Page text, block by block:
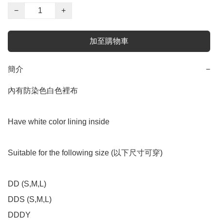
−
+
加至購物車
簡介 −
內有防染色白色裡布
Have white color lining inside
Suitable for the following size (以下尺寸可穿)
DD (S,M,L)
DDS (S,M,L)
DDDY